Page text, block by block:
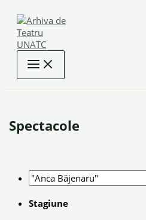
content
Spectacole
Stagiune